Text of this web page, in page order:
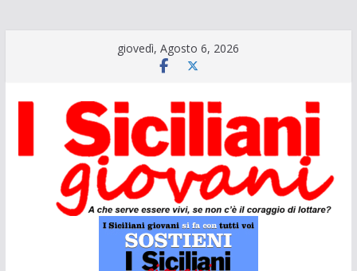
giovedì, Agosto 6, 2026